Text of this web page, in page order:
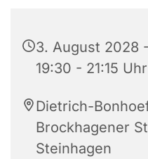
3. August 2028
19:30 - 21:15 Uhr
Dietrich-
Brockhagener
Steinhagen